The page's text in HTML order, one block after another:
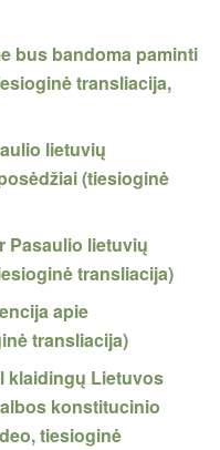
bus bandoma paminti
transliacija,
lietuvių
(tiesioginė
Pasaulio lietuvių
transliacija)
apie
transliacija)
klaidingų Lietuvos
konstitucinio
tiesioginė